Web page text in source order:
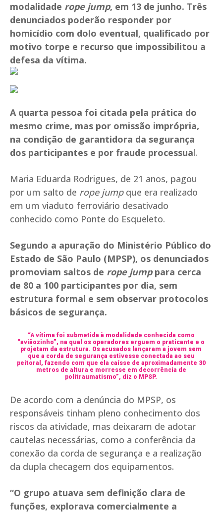
modalidade rope jump, em 13 de junho. Três
denunciados poderão responder por
homicídio com dolo eventual, qualificado por
motivo torpe e recurso que impossibilitou a
defesa da vítima.
A quarta pessoa foi citada pela prática do
mesmo crime, mas por omissão imprópria,
na condição de garantidora da segurança
dos participantes e por fraude processual.
Maria Eduarda Rodrigues, de 21 anos, pagou
por um salto de rope jumpque era realizado
em um viaduto ferroviário desativado
conhecido como Ponte do Esqueleto.
Segundo a apuração do Ministério Público do
Estado de São Paulo (MPSP), os denunciados
promoviam saltos de rope jumppara cerca
de 80 a 100 participantes por dia, sem
estrutura formal e sem observar protocolos
básicos de segurança.
“A vítima foi submetida à modalidade conhecida como
“aviãozinho”, na qual os operadores erguem o praticante e o
projetam da estrutura. Os acusados lançaram a jovem sem
que a corda de segurança estivesse conectada ao seu
peitoral, fazendo com que ela caísse de aproximadamente 30
metros de altura e morresse em decorrência de
politraumatismo”, diz o MPSP.
De acordo com a denúncia do MPSP, os
responsáveis tinham pleno conhecimento dos
riscos da atividade, mas deixaram de adotar
cautelas necessárias, como a conferência da
conexão da corda de segurança e a realização
da dupla checagem dos equipamentos.
“O grupo atuava sem definição clara de
funções, explorava comercialmente a